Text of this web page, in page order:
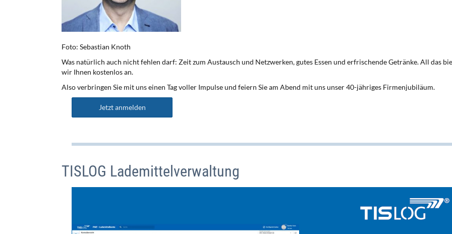
Foto: Sebastian Knoth
Was natürlich auch nicht fehlen darf: Zeit zum Austausch und Netzwerken, gutes Essen und erfrischende Getränke. All das
wir Ihnen kostenlos an.
Also verbringen Sie mit uns einen Tag voller Impulse und feiern Sie am Abend mit uns unser 40-jähriges Firmenjubiläum.
Jetzt anmelden
TISLOG Lademittelverwaltung